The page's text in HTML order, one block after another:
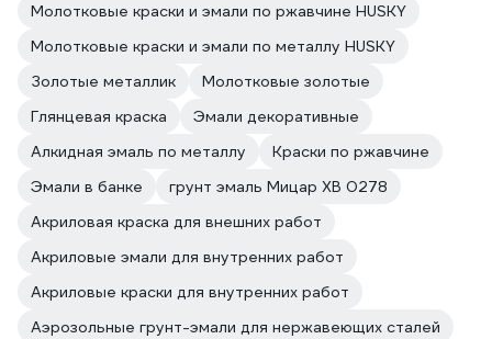
Молотковые краски и эмали по ржавчине HUSKY
Молотковые краски и эмали по металлу HUSKY
Золотые металлик
Молотковые золотые
Глянцевая краска
Эмали декоративные
Алкидная эмаль по металлу
Краски по ржавчине
Эмали в банке
грунт эмаль Мицар ХВ 0278
Акриловая краска для внешних работ
Акриловые эмали для внутренних работ
Акриловые краски для внутренних работ
Аэрозольные грунт-эмали для нержавеющих сталей